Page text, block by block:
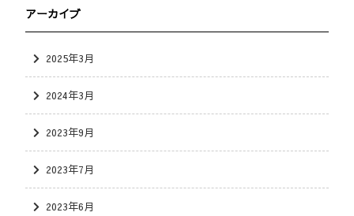
アーカイブ
2025年3月
2024年3月
2023年9月
2023年7月
2023年6月